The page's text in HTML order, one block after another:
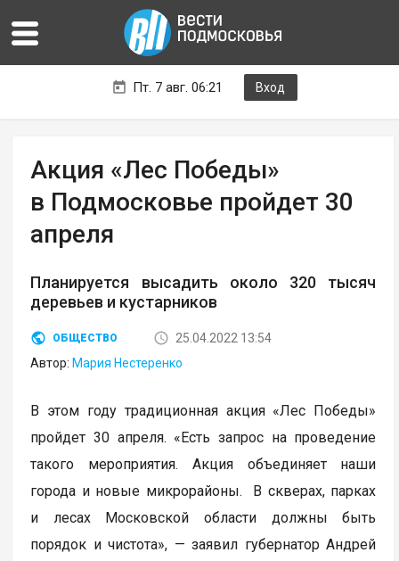
Пт. 7 авг. 06:21 Вход
Акция «Лес Победы»
в Подмосковье пройдет 30
апреля
Планируется высадить около 320 тысяч
деревьев и кустарников
ОБЩЕСТВО
25.04.2022 13:54
Автор: Мария Нестеренко
В этом году традиционная акция «Лес Победы»
пройдет 30 апреля. «Есть запрос на проведение
такого мероприятия. Акция объединяет наши
города и новые микрорайоны. В скверах, парках
и лесах Московской области должны быть
порядок и чистота», — заявил губернатор Андрей